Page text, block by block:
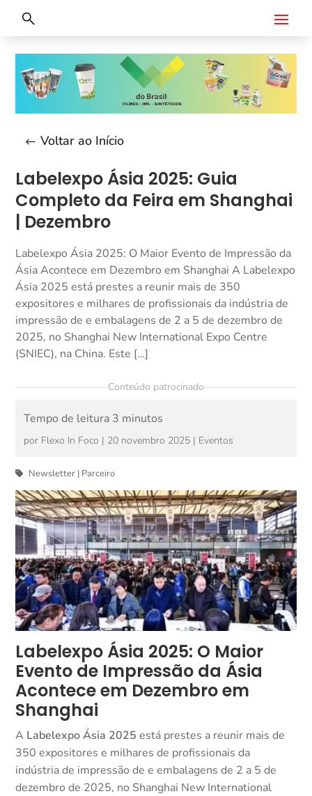
Voltar ao Início
Labelexpo Ásia 2025: Guia
Completo da Feira em Shanghai
| Dezembro
Labelexpo Ásia 2025: O Maior Evento de Impressão da
Ásia Acontece em Dezembro em Shanghai A Labelexpo
Ásia 2025 está prestes a reunir mais de 350
expositores e milhares de profissionais da indústria de
impressão de e embalagens de 2 a 5 de dezembro de
2025, no Shanghai New International Expo Centre
(SNIEC), na China. Este […]
Conteúdo patrocinado
por Flexo In Foco | 20 novembro 2025 | Eventos
Newsletter | Parceiro
Labelexpo Ásia 2025: O Maior
Evento de Impressão da Ásia
Acontece em Dezembro em
Shanghai
A Labelexpo Ásia 2025 está prestes a reunir mais de
350 expositores e milhares de profissionais da
indústria de impressão de e embalagens de 2 a 5 de
dezembro de 2025, no Shanghai New International